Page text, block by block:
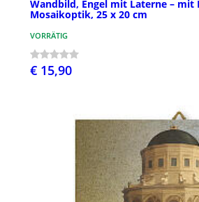
Wandbild, Engel mit Laterne –
Mosaikoptik, 25 x 20 cm
VORRÄTIG
€ 15,90